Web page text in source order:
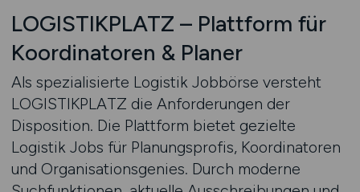
LOGISTIKPLATZ – Plattform für
Koordinatoren & Planer
Als spezialisierte Logistik Jobbörse versteht
LOGISTIKPLATZ die Anforderungen der
Disposition. Die Plattform bietet gezielte
Logistik Jobs für Planungsprofis, Koordinatoren
und Organisationsgenies. Durch moderne